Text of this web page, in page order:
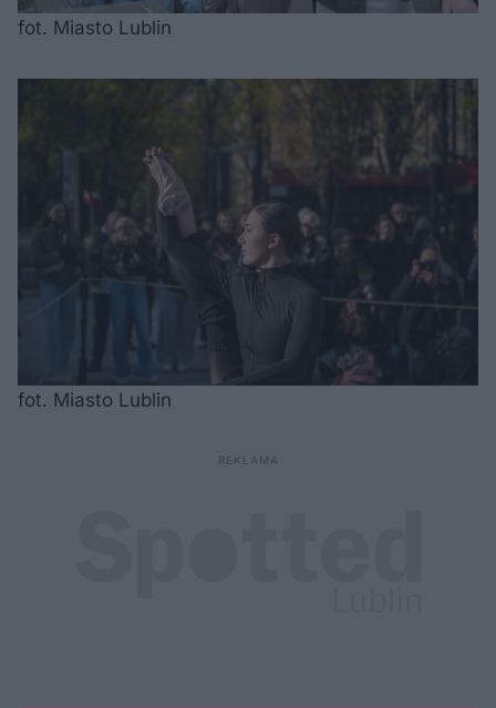
fot. Miasto Lublin
fot. Miasto Lublin